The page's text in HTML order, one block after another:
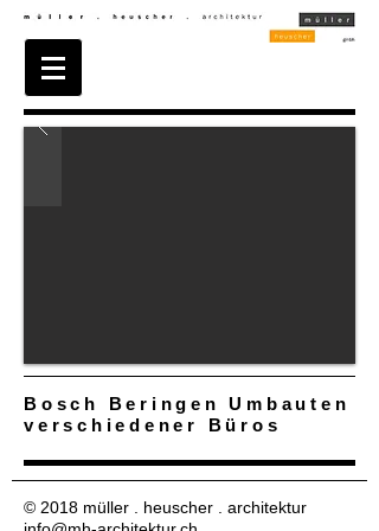
Bosch Beringen Umbauten
verschiedener Büros
© 2018 müller . heuscher . architektur